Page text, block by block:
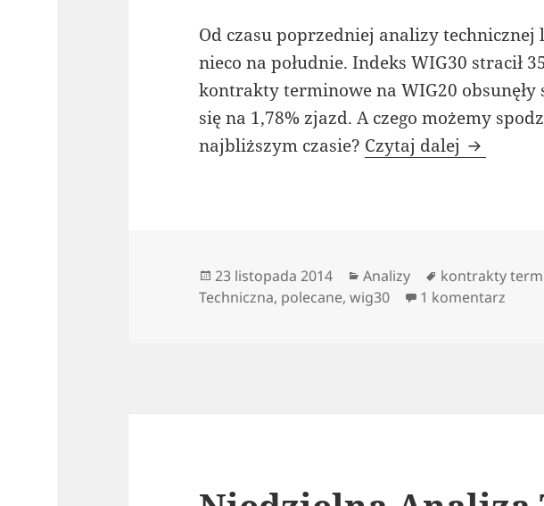
Od czasu poprzedniej analizy
nieco na południe. Indeks WIG30 stracił
kontrakty terminowe na WIG20 obsunęły
się na 1,78% zjazd. A czego możemy
najbliższym czasie? Czytaj dalej
Data
publikacji
23 listopada 2014 Kategorie
Analizy Tagi
kontrakty
Techniczna, polecane,wig30 1 komentarz